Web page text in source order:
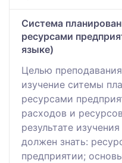
Система
ресурсами
языке)
Целью
изучение ситемы
ресурсами
расходов и
результате
должен знать:
предприятии;